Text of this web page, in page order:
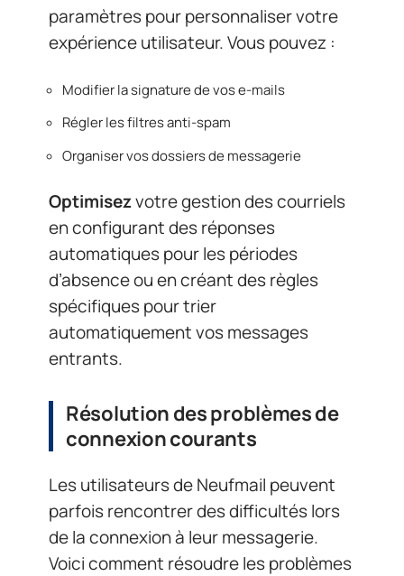
paramètres pour personnaliser votre
expérience utilisateur. Vous pouvez :
Modifier la signature de vos e-mails
Régler les filtres anti-spam
Organiser vos dossiers de messagerie
Optimisezvotre gestion des courriels
en configurant des réponses
automatiques pour les périodes
d’absence ou en créant des règles
spécifiques pour trier
automatiquement vos messages
entrants.
Résolution des problèmes de
connexion courants
Les utilisateurs de Neufmail peuvent
parfois rencontrer des difficultés lors
de la connexion à leur messagerie.
Voici comment résoudre les problèmes